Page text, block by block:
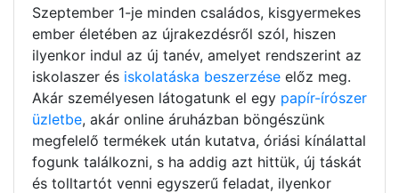
Szeptember 1-je minden családos, kisgyermekes
ember életében az újrakezdésről szól, hiszen
ilyenkor indul az új tanév, amelyet rendszerint az
iskolaszer és iskolatáska beszerzése előz meg.
Akár személyesen látogatunk el egy papír-írószer
üzletbe, akár online áruházban böngészünk
megfelelő termékek után kutatva, óriási kínálattal
fogunk találkozni, s ha addig azt hittük, új táskát
és tolltartót venni egyszerű feladat, ilyenkor